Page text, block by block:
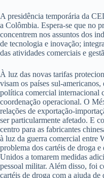
A presidência temporária da
a Colômbia. Espera-se que no
concentrem nos assuntos dos
de tecnologia e inovação;
das atividades comerciais e
À luz das novas tarifas
visam os países sul-americanos,
política comercial internacional
coordenação operacional. O
relações de exportação-
ser particularmente afetado. E
centro para as fabricantes
à luz da guerra comercial entre
problema dos cartéis de droga
Unidos a tomarem medidas
pessoal militar. Além disso, foi
cartéis de droga com a ajuda